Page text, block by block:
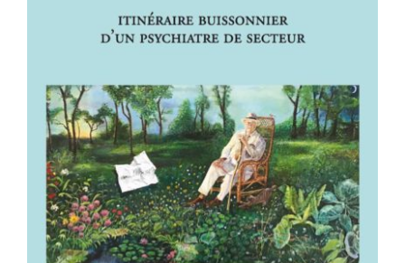
VAGABONDAGES – Itinéraire
buissonnier d’un psychiatre de
secteur